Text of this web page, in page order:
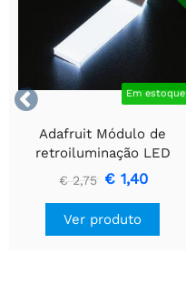
 Em estoque
Adafruit Módulo de
retroiluminação LED
branco - Pequeno 12 mm
x 40 mm
€ 2,75 € 1,40
Ver produto